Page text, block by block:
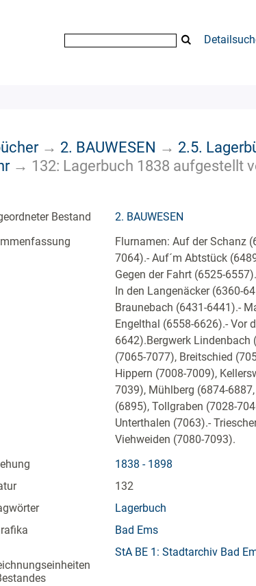
→ 2. BAUWESEN → 2.5.
→ 132: Lagerbuch 1838 aufgestellt
Bestand
2. BAUWESEN
Flurnamen: Auf der Schanz
7064).- Auf´m Abtstück
Gegen der Fahrt (6525-
In den Langenäcker (6360-
Braunebach (6431-6441).-
Engelthal (6558-6626).- Vor
6642).Bergwerk Lindenbach
(7065-7077), Breitschied
Hippern (7008-7009),
7039), Mühlberg (6874-
(6895), Tollgraben (7028-
Unterthalen (7063).-
Viehweiden (7080-7093).
1838 - 1898
132
Lagerbuch
Bad Ems
StA BE 1: Stadtarchiv Bad